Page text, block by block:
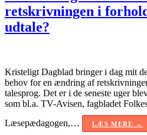
retskrivningen i
udtale?
Kristeligt Dagblad bringer i dag mit
behov for en ændring af
talesprog. Det er i de seneste uger
som bl.a. TV-Avisen, fagbladet
Læsepædagogen,…
LÆS MERE →